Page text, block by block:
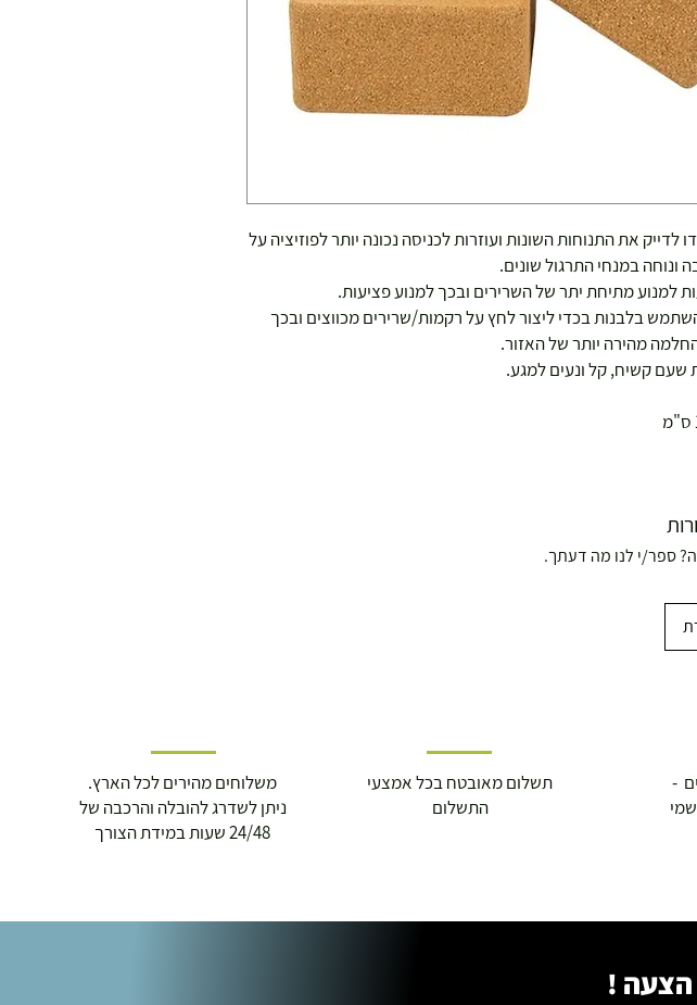
לדייק את התנוחות השונות ועוזרות לכניסה נכונה יותר לפוזיציה על
ונוחה במנחי התרגול שונים.
למנוע מתיחת יתר של השרירים ובכך למנוע פציעות.
בלבנות בכדי ליצור לחץ על רקמות/שרירים מכווצים ובכך
מהירה יותר של האזור.
שעם קשיח, קל ונעים למגע.
ספר/י לנו מה דעתך.
משלוחים מהירים לכל הארץ.
ניתן לשדרג להובלה והרכבה של
24/48 שעות במידת הצורך
תשלום מאובטח בכל אמצעי
התשלום
-
!